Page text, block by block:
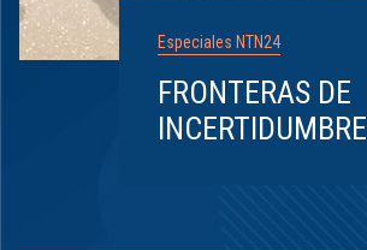
Especiales NTN24
FRONTERAS DE
INCERTIDUMBRE